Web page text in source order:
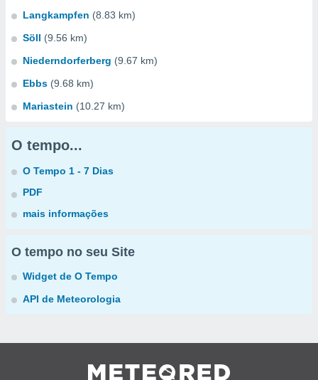
Langkampfen (8.83 km)
Söll (9.56 km)
Niederndorferberg (9.67 km)
Ebbs (9.68 km)
Mariastein (10.27 km)
O tempo...
O Tempo 1 - 7 Dias
PDF
mais informações
O tempo no seu Site
Widget de O Tempo
API de Meteorologia